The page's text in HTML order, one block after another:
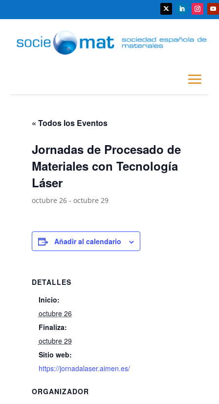
« Todos los Eventos
Jornadas de Procesado de
Materiales con Tecnología
Láser
octubre 26- octubre 29
Añadir al calendario
DETALLES
Inicio:
octubre 26
Finaliza:
octubre 29
Sitio web:
https://jornadalaser.aimen.es/
ORGANIZADOR